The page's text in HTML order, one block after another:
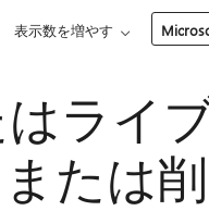
表示数を増やす
ライ
たは